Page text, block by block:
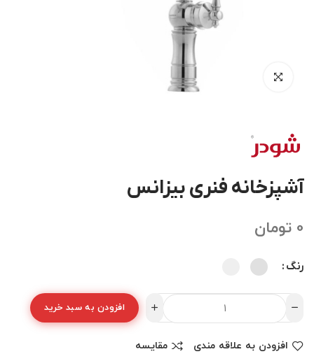
آشپزخانه فنری بیزانس
0 تومان
رنگ
افزودن به سبد خرید
افزودن به علاقه مندی مقایسه